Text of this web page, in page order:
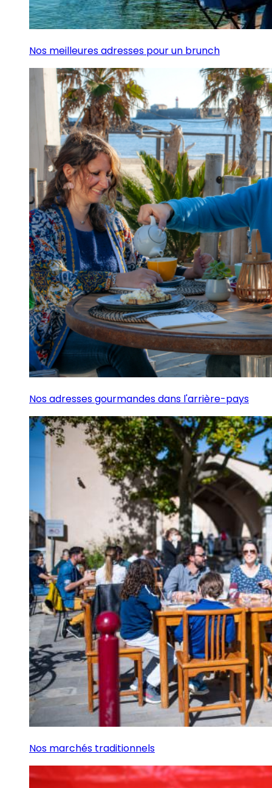
Nos meilleures adresses pour un brunch
Nos adresses gourmandes dans l'arrière-pays
Nos marchés traditionnels